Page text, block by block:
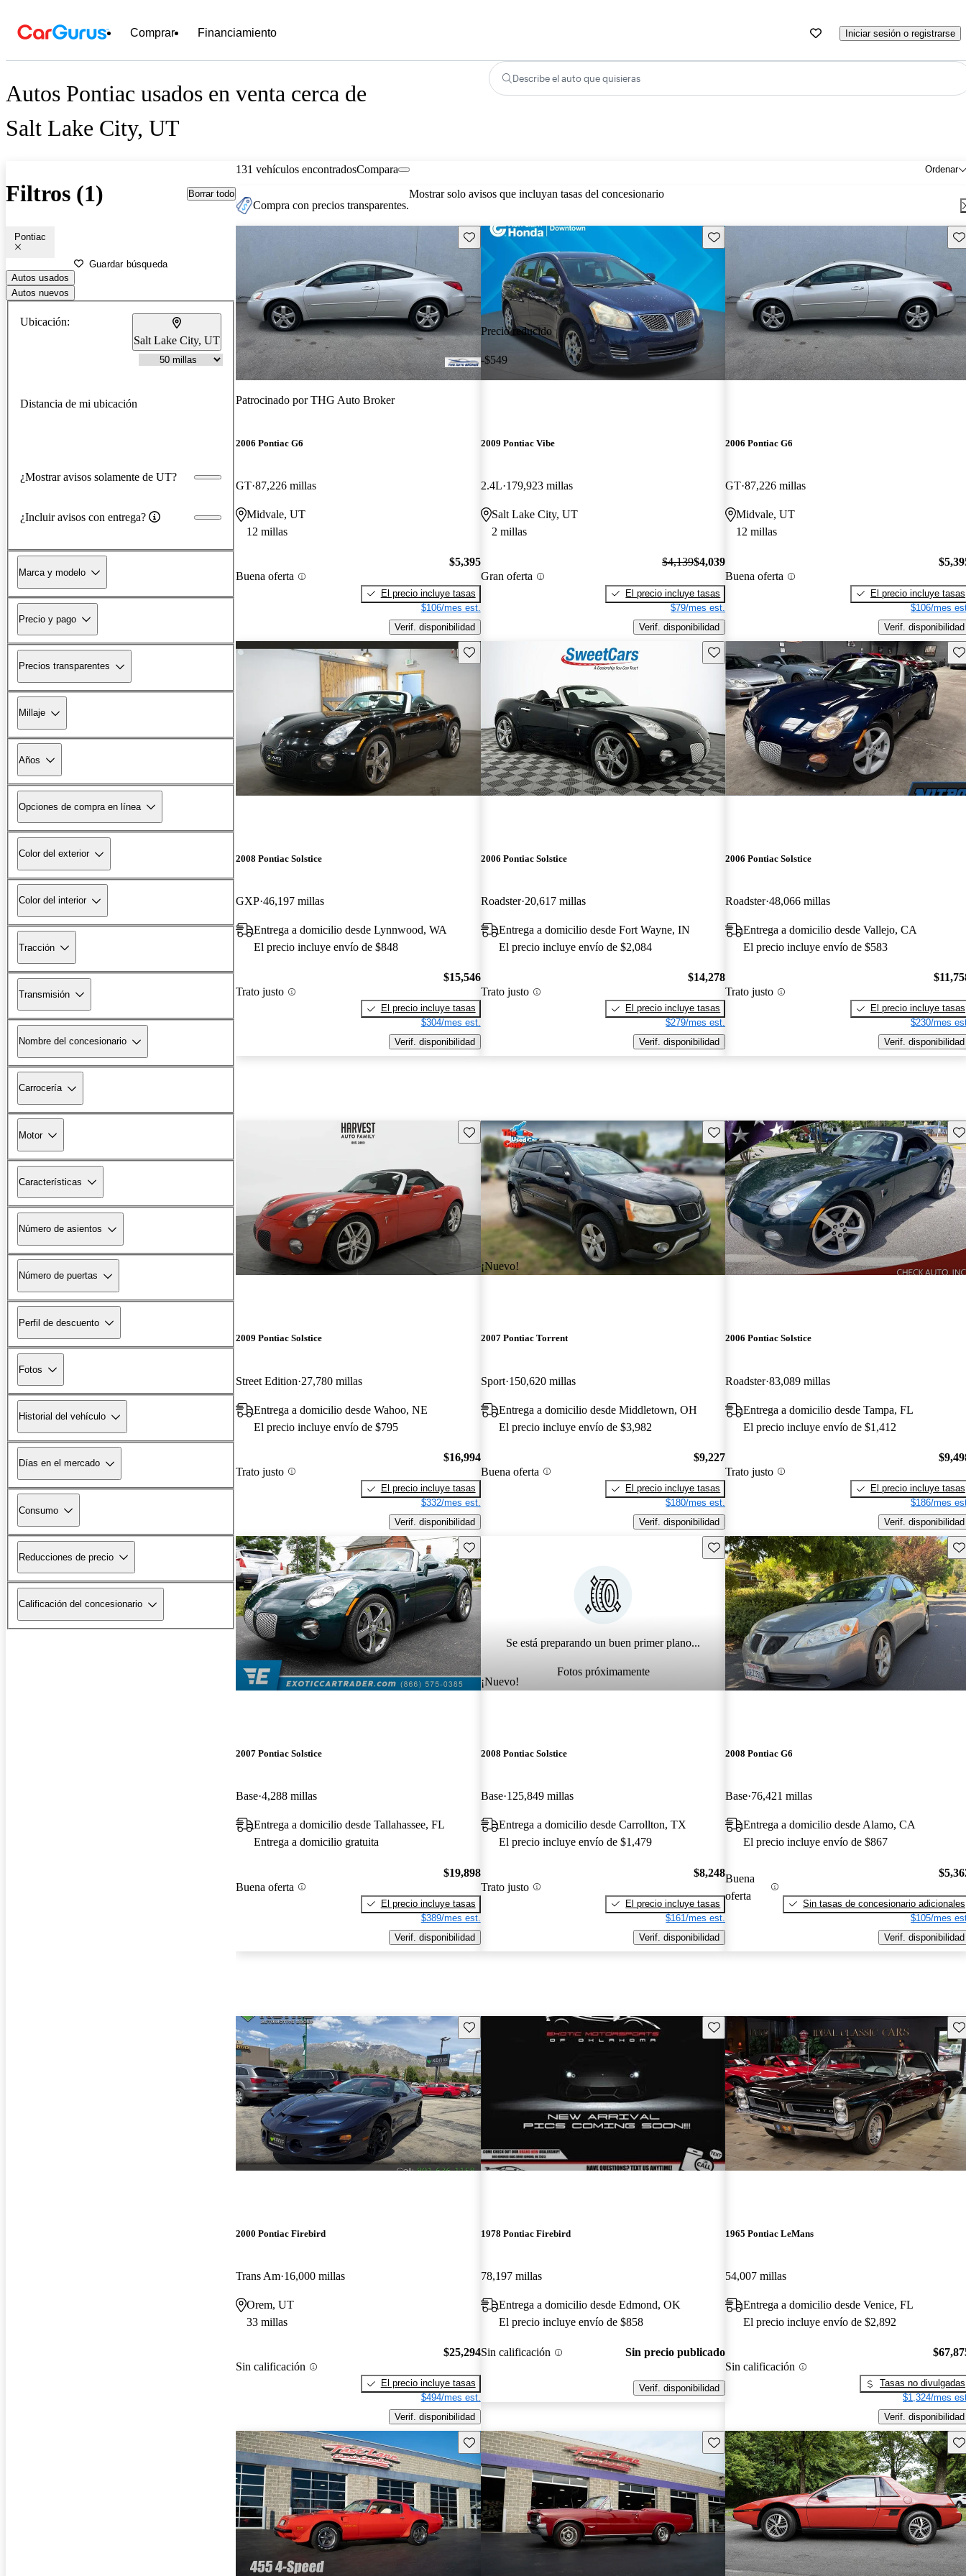
Comprar Financiamiento Iniciar sesión o registrarse
Autos Pontiac usados en venta cerca de
Salt Lake City, UT
Describe el auto que quisieras
Filtros (1) Borrar todo
Pontiac
Guardar búsqueda
Autos usados
Autos nuevos
Ubicación:
Salt Lake City, UT
Distancia de mi ubicación
¿Mostrar avisos solamente de UT?
¿Incluir avisos con entrega?
Marca y modelo
Precio y pago
Precios transparentes
Millaje
Años
Opciones de compra en línea
Color del exterior
Color del interior
Tracción
Transmisión
Nombre del concesionario
Carrocería
Motor
Características
Número de asientos
Número de puertas
Perfil de descuento
Fotos
Historial del vehículo
Días en el mercado
Consumo
Reducciones de precio
Calificación del concesionario
131 vehículos encontrados Ordenar
Compara
Compra con precios transparentes.
Mostrar solo avisos que incluyan tasas del concesionario
Guarda este Aviso
Patrocinado porTHG Auto Broker
2006 Pontiac G6
GT 87,226 millas
Midvale, UT
12 millas
Buena oferta
$5,395
El precio incluye tasas
$106/mes est.
Verif. disponibilidad
Precio reducido
-$549
Guarda este Aviso
2009 Pontiac Vibe
2.4L 179,923 millas
Salt Lake City, UT
2 millas
Gran oferta
$4,139$4,039
El precio incluye tasas
$79/mes est.
Verif. disponibilidad
2006 Pontiac G6
GT 87,226 millas
Midvale, UT
12 millas
Buena oferta
El precio incluye tasas
$106/mes
Verif. disponibilidad
Guarda este Aviso
2008 Pontiac Solstice
GXP 46,197 millas
Entrega a domicilio desde Lynnwood, WA
El precio incluye envío de $848
Trato justo
$15,546
El precio incluye tasas
$304/mes est.
Verif. disponibilidad
Guarda este Aviso
2006 Pontiac Solstice
Roadster 20,617 millas
Entrega a domicilio desde Fort Wayne, IN
El precio incluye envío de $2,084
Trato justo
$14,278
El precio incluye tasas
$279/mes est.
Verif. disponibilidad
2006 Pontiac Solstice
Roadster 48,066 millas
Entrega a domicilio desde Vallejo, CA
El precio incluye envío de $583
Trato justo
El precio incluye tasas
$230/mes
Verif. disponibilidad
Guarda este Aviso
2009 Pontiac Solstice
Street Edition 27,780 millas
Entrega a domicilio desde Wahoo, NE
El precio incluye envío de $795
Trato justo
$16,994
El precio incluye tasas
$332/mes est.
Verif. disponibilidad
¡Nuevo!
Guarda este Aviso
2007 Pontiac Torrent
Sport 150,620 millas
Entrega a domicilio desde Middletown, OH
El precio incluye envío de $3,982
Buena oferta
$9,227
El precio incluye tasas
$180/mes est.
Verif. disponibilidad
2006 Pontiac Solstice
Roadster 83,089 millas
Entrega a domicilio desde Tampa, FL
El precio incluye envío de $1,412
Trato justo
El precio incluye tasas
$186/mes
Verif. disponibilidad
Guarda este Aviso
2007 Pontiac Solstice
Base 4,288 millas
Entrega a domicilio desde Tallahassee, FL
Entrega a domicilio gratuita
Buena oferta
$19,898
El precio incluye tasas
$389/mes est.
Verif. disponibilidad
Se está preparando un buen primer plano...
Fotos próximamente
¡Nuevo!
Guarda este Aviso
2008 Pontiac Solstice
Base 125,849 millas
Entrega a domicilio desde Carrollton, TX
El precio incluye envío de $1,479
Trato justo
$8,248
El precio incluye tasas
$161/mes est.
Verif. disponibilidad
2008 Pontiac G6
Base 76,421 millas
Entrega a domicilio desde Alamo, CA
El precio incluye envío de $867
Buena
oferta
Sin tasas de concesionario adicionales
$105/mes
Verif. disponibilidad
Guarda este Aviso
2000 Pontiac Firebird
Trans Am 16,000 millas
Orem, UT
33 millas
Sin calificación
$25,294
El precio incluye tasas
$494/mes est.
Verif. disponibilidad
Guarda este Aviso
1978 Pontiac Firebird
78,197 millas
Entrega a domicilio desde Edmond, OK
El precio incluye envío de $858
Sin calificación Sin precio publicado
Verif. disponibilidad
1965 Pontiac LeMans
54,007 millas
Entrega a domicilio desde Venice, FL
El precio incluye envío de $2,892
Sin calificación
Tasas no divulgadas
$1,324/mes
Verif. disponibilidad
Guarda este Aviso Guarda este Aviso